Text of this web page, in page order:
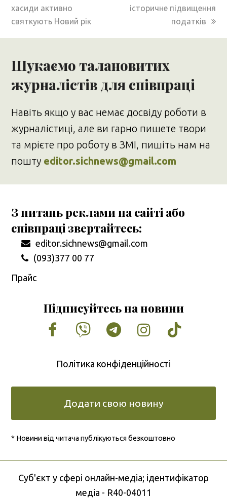
post:
хасиди активно
святкують Новий рік
post:історичне підвищення
податків
Шукаємо талановитих
журналістів для співпраці
Навіть якщо у вас немає досвіду роботи в
журналістиці, але ви гарно пишете твори
та мрієте про роботу в ЗМІ, пишіть нам на
пошту editor.sichnews@gmail.com
З питань реклами на сайті або
співпраці звертайтесь:
editor.sichnews@gmail.com
(093)377 00 77
Прайс
Підписуйтесь на новини
Facebook
VimeoTumblrInstagram
Tiktok
Політика конфіденційності
Додати свою новину
* Новини від читача публікуються безкоштовно
Cуб'єкт у сфері онлайн-медіа; ідентифікатор
медіа - R40-04011